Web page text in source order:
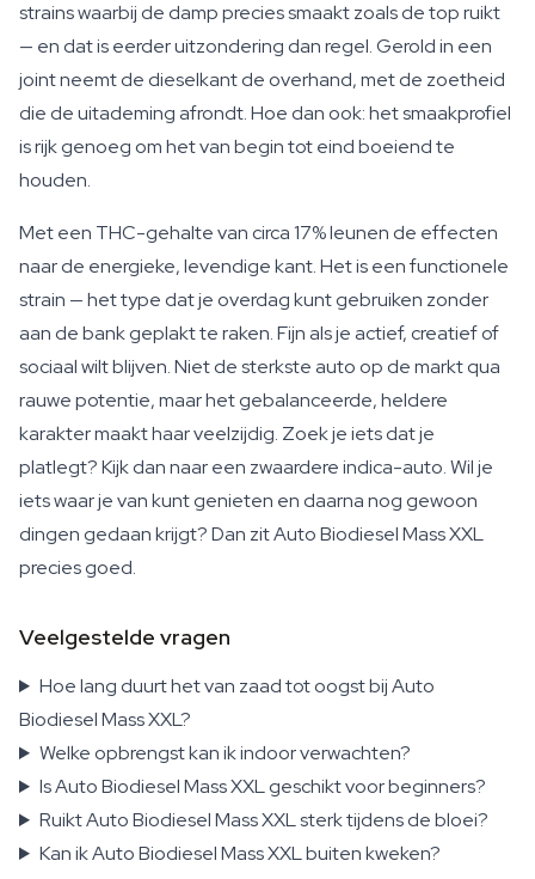
strains waarbij de damp precies smaakt zoals de top ruikt
— en dat is eerder uitzondering dan regel. Gerold in een
joint neemt de dieselkant de overhand, met de zoetheid
die de uitademing afrondt. Hoe dan ook: het smaakprofiel
is rijk genoeg om het van begin tot eind boeiend te
houden.
Met een THC-gehalte van circa 17% leunen de effecten
naar de energieke, levendige kant. Het is een functionele
strain — het type dat je overdag kunt gebruiken zonder
aan de bank geplakt te raken. Fijn als je actief, creatief of
sociaal wilt blijven. Niet de sterkste auto op de markt qua
rauwe potentie, maar het gebalanceerde, heldere
karakter maakt haar veelzijdig. Zoek je iets dat je
platlegt? Kijk dan naar een zwaardere indica-auto. Wil je
iets waar je van kunt genieten en daarna nog gewoon
dingen gedaan krijgt? Dan zit Auto Biodiesel Mass XXL
precies goed.
Veelgestelde vragen
Hoe lang duurt het van zaad tot oogst bij Auto
Biodiesel Mass XXL?
Welke opbrengst kan ik indoor verwachten?
Is Auto Biodiesel Mass XXL geschikt voor beginners?
Ruikt Auto Biodiesel Mass XXL sterk tijdens de bloei?
Kan ik Auto Biodiesel Mass XXL buiten kweken?